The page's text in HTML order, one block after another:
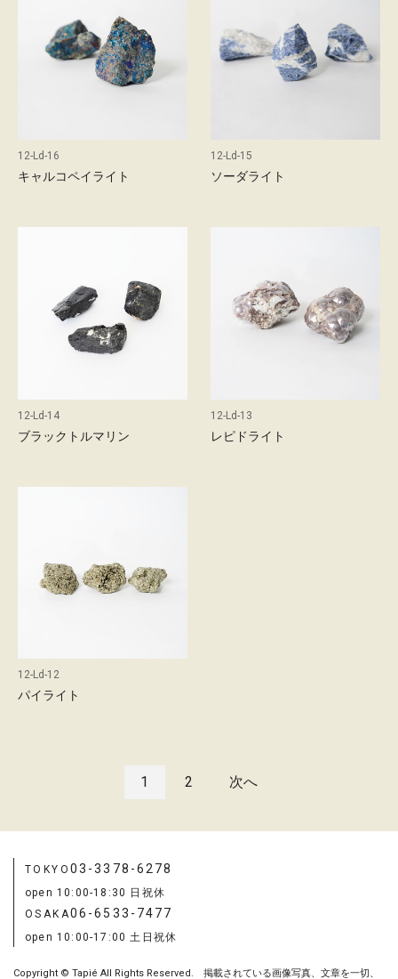
12-Ld-16
キャルコペイライト
12-Ld-15
ソーダライト
12-Ld-14
ブラックトルマリン
12-Ld-13
レピドライト
12-Ld-12
パイライト
1 2 次へ
TOKYO 03-3378-6278
open 10:00-18:30 日祝休
OSAKA06-6533-7477
open 10:00-17:00 土日祝休
Copyright © Tapié All Rights Reserved. 掲載されている画像写真、文章を一切、